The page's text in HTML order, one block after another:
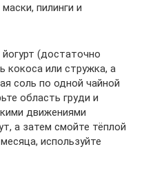
пилинги и
(достаточно
кокоса или стружка, а
соль по одной чайной
область груди и
движениями
а затем смойте тёплой
используйте